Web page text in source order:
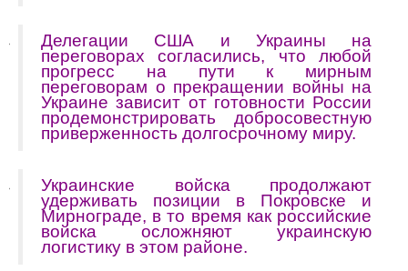
Делегации США и Украины на
переговорах согласились, что любой
прогресс на пути к мирным
переговорам о прекращении войны на
Украине зависит от готовности России
продемонстрировать добросовестную
приверженность долгосрочному миру.
Украинские войска продолжают
удерживать позиции в Покровске и
Мирнограде, в то время как российские
войска осложняют украинскую
логистику в этом районе.